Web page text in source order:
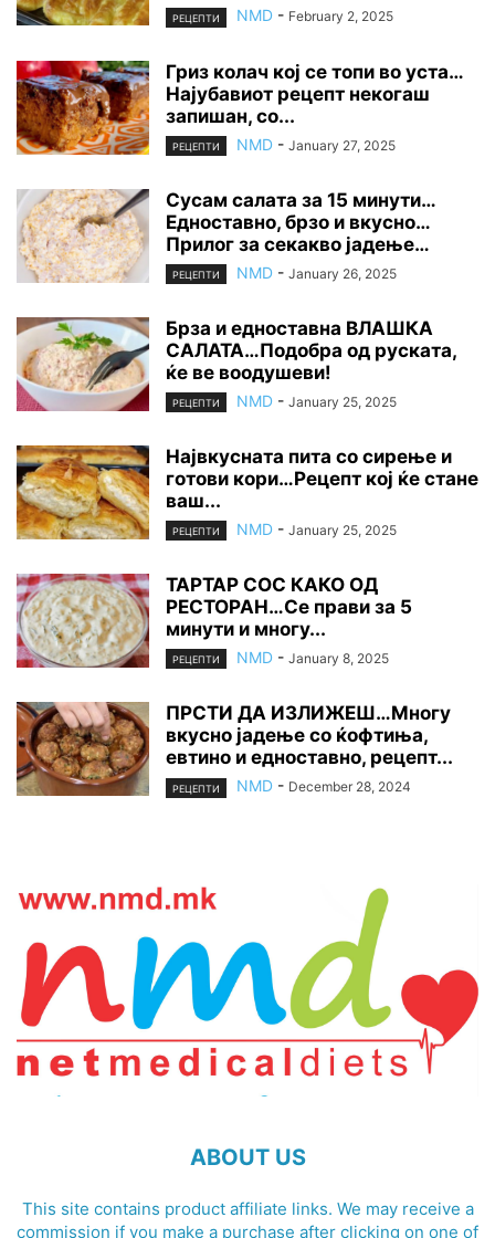
РЕЦЕПТИ NMD - February 2, 2025
Гриз колач кој се топи во уста…
Најубавиот рецепт некогаш
запишан, со...
РЕЦЕПТИ NMD - January 27, 2025
Сусам салата за 15 минути…
Едноставно, брзо и вкусно…
Прилог за секакво јадење…
РЕЦЕПТИ NMD - January 26, 2025
Брза и едноставна ВЛАШКА
САЛАТА…Подобра од руската,
ќе ве воодушеви!
РЕЦЕПТИ NMD - January 25, 2025
Највкусната пита со сирење и
готови кори…Рецепт кој ќе стане
ваш...
РЕЦЕПТИ NMD - January 25, 2025
ТАРТАР СОС КАКО ОД
РЕСТОРАН…Се прави за 5
минути и многу...
РЕЦЕПТИ NMD - January 8, 2025
ПРСТИ ДА ИЗЛИЖЕШ…Многу
вкусно јадење со ќофтиња,
евтино и едноставно, рецепт...
РЕЦЕПТИ NMD - December 28, 2024
ABOUT US
This site contains product affiliate links. We may receive a
commission if you make a purchase after clicking on one of